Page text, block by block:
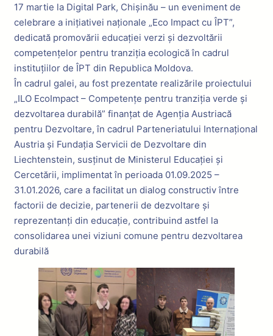
17 martie la Digital Park, Chișinău – un eveniment de
celebrare a inițiativei naționale „Eco Impact cu ÎPT”,
dedicată promovării educației verzi și dezvoltării
competențelor pentru tranziția ecologică în cadrul
instituțiilor de ÎPT din Republica Moldova.
În cadrul galei, au fost prezentate realizările proiectului
„ILO EcoImpact – Competențe pentru tranziția verde și
dezvoltarea durabilă” finanțat de Agenția Austriacă
pentru Dezvoltare, în cadrul Parteneriatului Internațional
Austria și Fundația Servicii de Dezvoltare din
Liechtenstein, susținut de Ministerul Educației și
Cercetării, implimentat în perioada 01.09.2025 –
31.01.2026, care a facilitat un dialog constructiv între
factorii de decizie, partenerii de dezvoltare și
reprezentanți din educație, contribuind astfel la
consolidarea unei viziuni comune pentru dezvoltarea
durabilă